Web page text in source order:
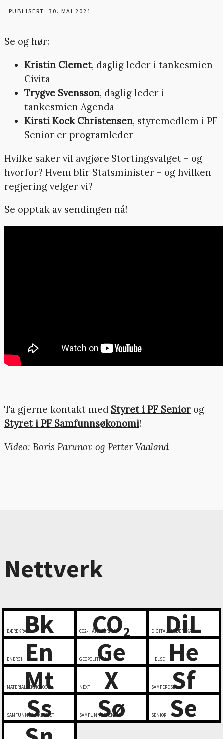
PUBLISERT: 30. MAI 2021
Se og hør:
Kristin Clemet, daglig leder i tankesmien
Civita
Trygve Svensson, daglig leder i
tankesmien Agenda
Kirsti Kock Christensen, styremedlem i PF
Senior er programleder
Hvilke saker vil avgjøre Stortingsvalget – og
hvorfor? Hvem blir Statsminister – og hvilken
regjering velger vi?
Se opptak av sendingen nå!
Ta gjerne kontakt med Styret i PF Seniorog
Styret i PF Samfunnsøkonomi!
Video: Boris Parunov og Petter Vaaland
Nettverk
Bk
BÆREKRAFT CO2
CO2-HÅNDTERING DiL
DIGITALT LEDERSKAP
En
ENERGI Ge
GEOPOLITIKK He
HELSE
Mt
MATERIALTEKNOLOGI X
NEXT Sf
SAMFERDSEL
Ss
SAMFUNNSSIKKERHET Sø
SAMFUNNSØKONOMI Se
SENIOR